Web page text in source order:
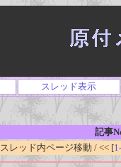
スレッド表示
記事
スレッド内ページ移動 / << [